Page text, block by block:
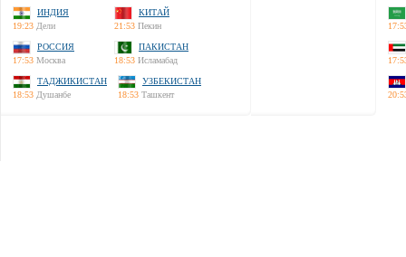
ИНДИЯ
19:23 Дели
КИТАЙ
21:53 Пекин
РОССИЯ
17:53 Москва
ПАКИСТАН
18:53 Исламабад
ТАДЖИКИСТАН
18:53 Душанбе
УЗБЕКИСТАН
18:53 Ташкент